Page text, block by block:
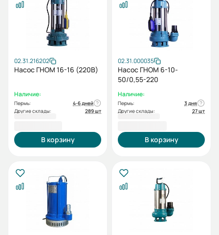
02.31.216202
Насос ГНОМ 16-16 (220В)
Наличие:
Пермь:
4-6 дней
Другие склады:
289 шт
В корзину
02.31.000035
Насос ГНОМ 6-10-
50/0,55-220
Наличие:
Пермь:
3 дня
Другие склады:
27 шт
В корзину